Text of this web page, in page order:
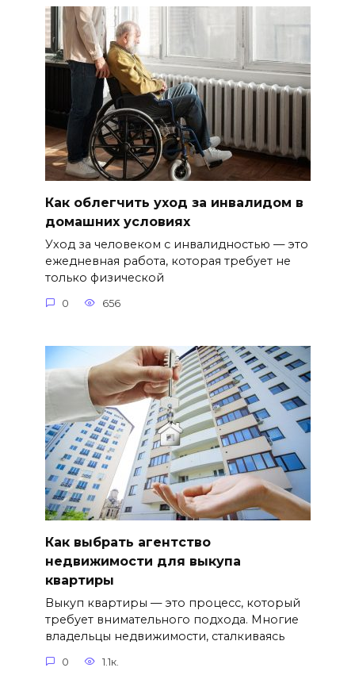
Как облегчить уход за инвалидом в
домашних условиях
Уход за человеком с инвалидностью — это
ежедневная работа, которая требует не
только физической
0 656
Как выбрать агентство
недвижимости для выкупа
квартиры
Выкуп квартиры — это процесс, который
требует внимательного подхода. Многие
владельцы недвижимости, сталкиваясь
0 1.1к.